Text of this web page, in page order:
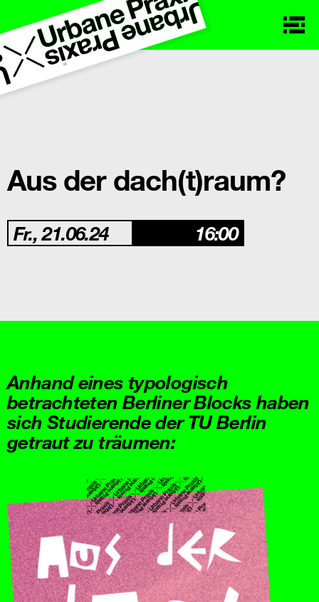
Aus der dach(t)raum?
Fr., 21.06.24 16:00
Anhand eines typologisch
betrachteten Berliner Blocks haben
sich Studierende der TU Berlin
getraut zu träumen: